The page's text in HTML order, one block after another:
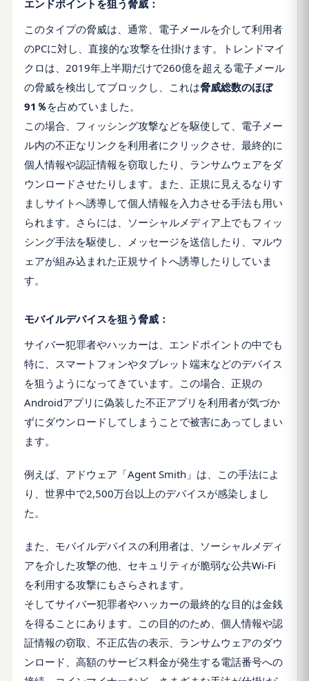
エンドポイントを狙う脅威：
このタイプの脅威は、通常、電子メールを介して利用者
のPCに対し、直接的な攻撃を仕掛けます。トレンドマイ
クロは、2019年上半期だけで260億を超える電子メール
の脅威を検出してブロックし、これは脅威総数のほぼ
91％を占めていました。
この場合、フィッシング攻撃などを駆使して、電子メー
ル内の不正なリンクを利用者にクリックさせ、最終的に
個人情報や認証情報を窃取したり、ランサムウェアをダ
ウンロードさせたりします。また、正規に見えるなりす
ましサイトへ誘導して個人情報を入力させる手法も用い
られます。さらには、ソーシャルメディア上でもフィッ
シング手法を駆使し、メッセージを送信したり、マルウ
ェアが組み込まれた正規サイトへ誘導したりしていま
す。
モバイルデバイスを狙う脅威：
サイバー犯罪者やハッカーは、エンドポイントの中でも
特に、スマートフォンやタブレット端末などのデバイス
を狙うようになってきています。この場合、正規の
Androidアプリに偽装した不正アプリを利用者が気づか
ずにダウンロードしてしまうことで被害にあってしまい
ます。
例えば、アドウェア「Agent Smith」は、この手法によ
り、世界中で2,500万台以上のデバイスが感染しまし
た。
また、モバイルデバイスの利用者は、ソーシャルメディ
アを介した攻撃の他、セキュリティが脆弱な公共Wi-Fi
を利用する攻撃にもさらされます。
そしてサイバー犯罪者やハッカーの最終的な目的は金銭
を得ることにあります。この目的のため、個人情報や認
証情報の窃取、不正広告の表示、ランサムウェアのダウ
ンロード、高額のサービス料金が発生する電話番号への